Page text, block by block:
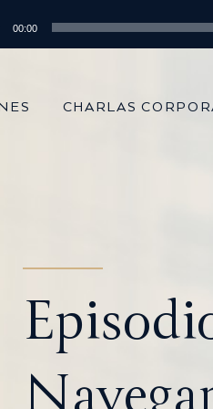
Episodio 215: De 100 mil dólares
00:00
CHARLAS